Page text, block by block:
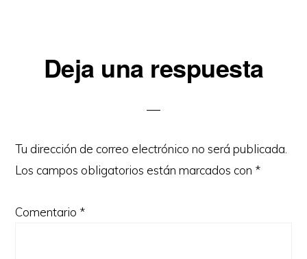
Interacciones
lectores
Deja una respuesta
Tu dirección de correo electrónico no será publicada.
Los campos obligatorios están marcados con *
Comentario *